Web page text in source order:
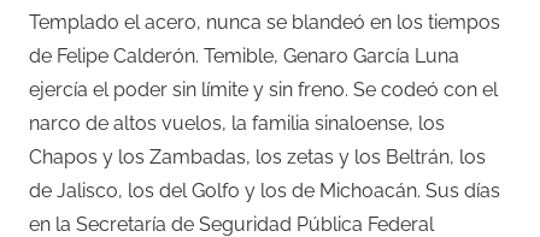
Templado el acero, nunca se blandeó en los tiempos
de Felipe Calderón. Temible, Genaro García Luna
ejercía el poder sin límite y sin freno. Se codeó con el
narco de altos vuelos, la familia sinaloense, los
Chapos y los Zambadas, los zetas y los Beltrán, los
de Jalisco, los del Golfo y los de Michoacán. Sus días
en la Secretaría de Seguridad Pública Federal